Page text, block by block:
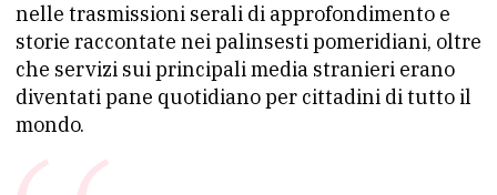
nelle trasmissioni serali di approfondimento e
storie raccontate nei palinsesti pomeridiani, oltre
che servizi sui principali media stranieri erano
diventati pane quotidiano per cittadini di tutto il
mondo.